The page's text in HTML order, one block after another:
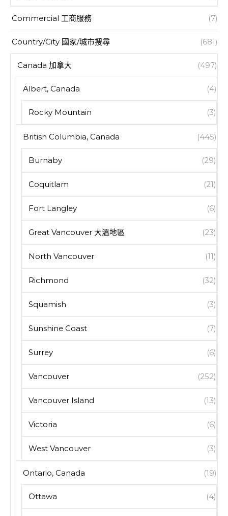
Commercial 工商服務 (7)
Country/City 國家/城市搜尋 (681)
Canada 加拿大 (497)
Albert, Canada (4)
Rocky Mountain (3)
British Columbia, Canada (445)
Burnaby (29)
Coquitlam (21)
Fort Langley (6)
Great Vancouver 大溫地區 (23)
North Vancouver (11)
Richmond (32)
Squamish (3)
Sunshine Coast (7)
Surrey (6)
Vancouver (252)
Vancouver Island (13)
Victoria (6)
West Vancouver (3)
Ontario, Canada (19)
Ottawa (4)